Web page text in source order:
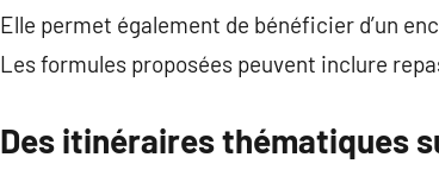
Elle permet également de bénéficier d’un
Les formules proposées peuvent inclure
Des itinéraires thématiques